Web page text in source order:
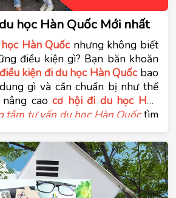
học Hàn Quốc Mới nhất
Hàn Quốc nhưng không biết
điều kiện gì? Bạn băn khoăn
điều kiện đi du học Hàn Quốc bao
gì và cần chuẩn bị như thế
cao cơ hội đi du học Hàn
tâm tư vấn du học Hàn Quốc tìm